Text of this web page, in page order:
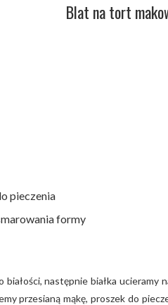
Blat na tort
pieczenia
formy
białości, następnie białka
przesianą mąkę, proszek do